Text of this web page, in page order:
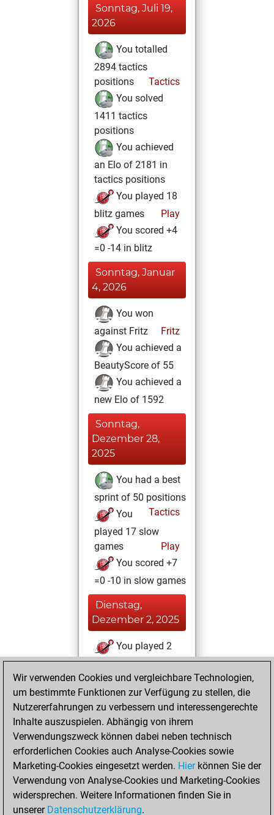
Sonntag, Juli 19,
2026
You totalled
2894 tactics
positions
Tactics
You solved
1411 tactics
positions
You achieved
an Elo of 2181 in
tactics positions
You played 18
blitz games
Play
You scored +4
=0 -14 in blitz
Sonntag, Januar
4, 2026
You won
against Fritz
Fritz
You achieved a
BeautyScore of 55
You achieved a
new Elo of 1592
Sonntag,
Dezember 28,
2025
You had a best
sprint of 50 positions
Tactics
You
played 17 slow
games
Play
You scored +7
=0 -10 in slow games
Dienstag,
Dezember 2, 2025
You played 2
bullet games
Play
You scored +1
=0 -1 in bullet
your Studies account
Studies
Mittwoch,
November 26,
2025
You created
Wir verwenden Cookies und vergleichbare Technologien,
um bestimmte Funktionen zur Verfügung zu stellen, die
Nutzererfahrungen zu verbessern und interessengerechte
Inhalte auszuspielen. Abhängig von ihrem
Verwendungszweck können dabei neben technisch
erforderlichen Cookies auch Analyse-Cookies sowie
Marketing-Cookies eingesetzt werden. Hierkönnen Sie der
Verwendung von Analyse-Cookies und Marketing-Cookies
widersprechen. Weitere Informationen finden Sie in
unserer Datenschutzerklärung.